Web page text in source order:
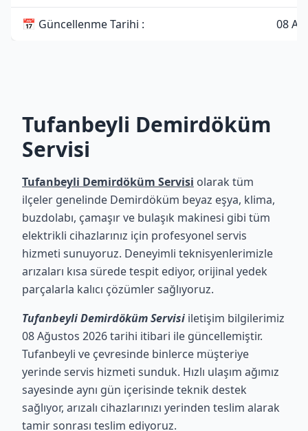
📅 Güncellenme Tarihi : 08
Tufanbeyli Demirdöküm
Servisi
Tufanbeyli Demirdöküm Servisi olarak tüm
ilçeler genelinde Demirdöküm beyaz eşya, klima,
buzdolabı, çamaşır ve bulaşık makinesi gibi tüm
elektrikli cihazlarınız için profesyonel servis
hizmeti sunuyoruz. Deneyimli teknisyenlerimizle
arızaları kısa sürede tespit ediyor, orijinal yedek
parçalarla kalıcı çözümler sağlıyoruz.
Tufanbeyli Demirdöküm Servisi iletişim bilgilerimiz
08 Ağustos 2026 tarihi itibari ile güncellemiştir.
Tufanbeyli ve çevresinde binlerce müşteriye
yerinde servis hizmeti sunduk. Hızlı ulaşım ağımız
sayesinde aynı gün içerisinde teknik destek
sağlıyor, arızalı cihazlarınızı yerinden teslim alarak
tamir sonrası teslim ediyoruz.